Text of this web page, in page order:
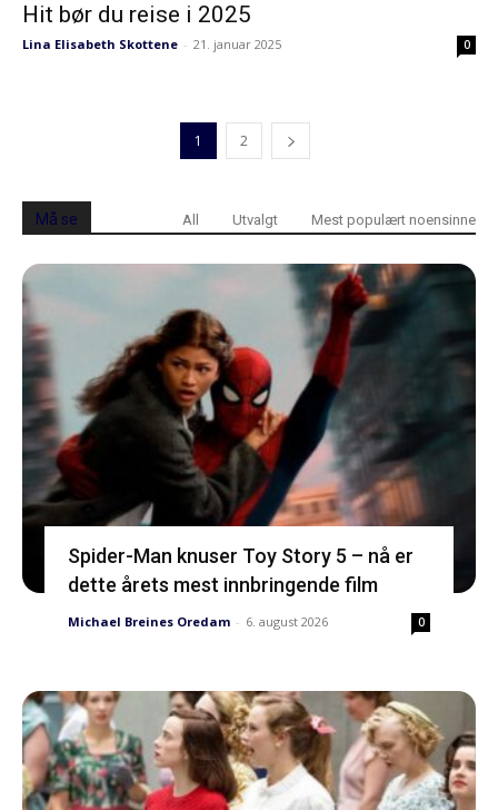
Hit bør du reise i 2025
Lina Elisabeth Skottene - 21. januar 2025 0
1 2
Må se All Utvalgt Mest populært noensinne
Spider-Man knuser Toy Story 5 – nå er
dette årets mest innbringende film
Michael Breines Oredam - 6. august 2026 0